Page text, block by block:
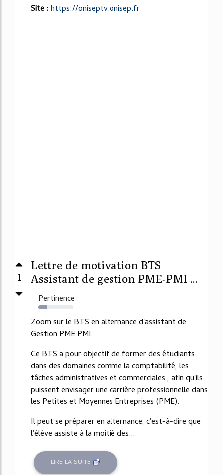
Site :https://oniseptv.onisep.fr
1
Lettre de motivation BTS
Assistant de gestion PME-PMI ...
Pertinence
26%
Zoom sur le BTS en alternance d'assistant de
Gestion PME PMI
Ce BTS a pour objectif de former des étudiants
dans des domaines comme la comptabilité, les
tâches administratives et commerciales , afin qu'ils
puissent envisager une carrière professionnelle dans
les Petites et Moyennes Entreprises (PME).
Il peut se préparer en alternance, c'est-à-dire que
l'élève assiste à la moitié des...
LIRE LA SUITE